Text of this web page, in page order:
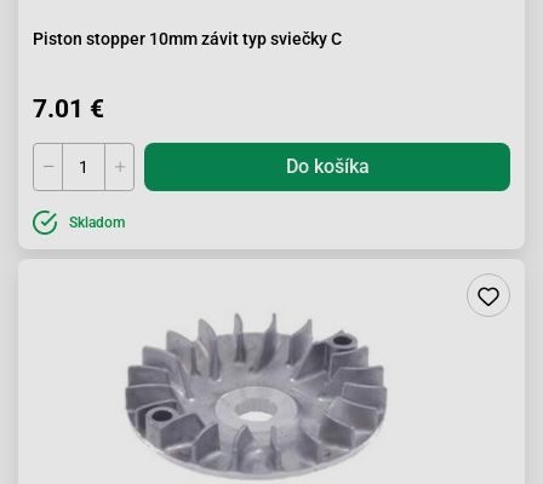
Piston stopper 10mm závit typ sviečky C
7.01 €
Do košíka
Skladom